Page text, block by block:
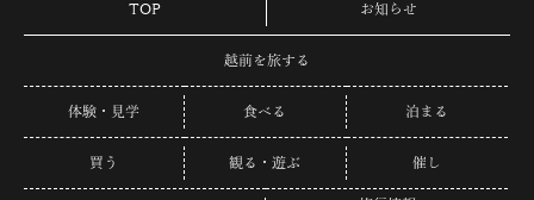
TOP お知らせ
越前を旅する
体験・見学 食べる 泊まる
買う 観る・遊ぶ 催し